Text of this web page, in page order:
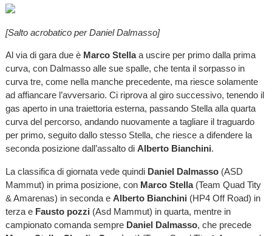
[Salto acrobatico per Daniel Dalmasso]
Al via di gara due è Marco Stellaa uscire per primo dalla prima
curva, con Dalmasso alle sue spalle, che tenta il sorpasso in
curva tre, come nella manche precedente, ma riesce solamente
ad affiancare l’avversario. Ci riprova al giro successivo, tenendo il
gas aperto in una traiettoria esterna, passando Stella alla quarta
curva del percorso, andando nuovamente a tagliare il traguardo
per primo, seguito dallo stesso Stella, che riesce a difendere la
seconda posizione dall’assalto di Alberto Bianchini.
La classifica di giornata vede quindi Daniel Dalmasso(ASD
Mammut) in prima posizione, con Marco Stella(Team Quad Tity
& Amarenas) in seconda e Alberto Bianchini (HP4 Off Road) in
terza e Fausto pozzi (Asd Mammut) in quarta, mentre in
campionato comanda sempre Daniel Dalmasso, che precede